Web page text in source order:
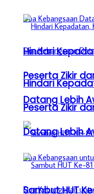
Hindari
Peserta Zikir
Datang Lebih
Sambut HUT
Hindari
Peserta Zikir
Datang Lebih